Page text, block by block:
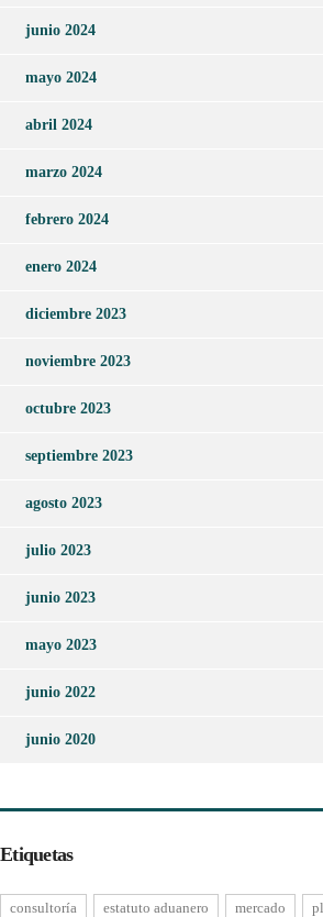
junio 2024
mayo 2024
abril 2024
marzo 2024
febrero 2024
enero 2024
diciembre 2023
noviembre 2023
octubre 2023
septiembre 2023
agosto 2023
julio 2023
junio 2023
mayo 2023
junio 2022
junio 2020
Etiquetas
consultoría estatuto aduanero mercado